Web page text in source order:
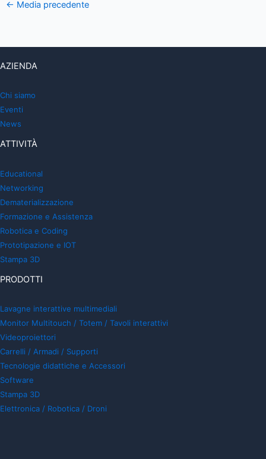
← Media precedente
AZIENDA
Chi siamo
Eventi
News
ATTIVITÀ
Educational
Networking
Dematerializzazione
Formazione e Assistenza
Robotica e Coding
Prototipazione e IOT
Stampa 3D
PRODOTTI
Lavagne interattive multimediali
Monitor Multitouch / Totem / Tavoli interattivi
Videoproiettori
Carrelli / Armadi / Supporti
Tecnologie didattiche e Accessori
Software
Stampa 3D
Elettronica / Robotica / Droni